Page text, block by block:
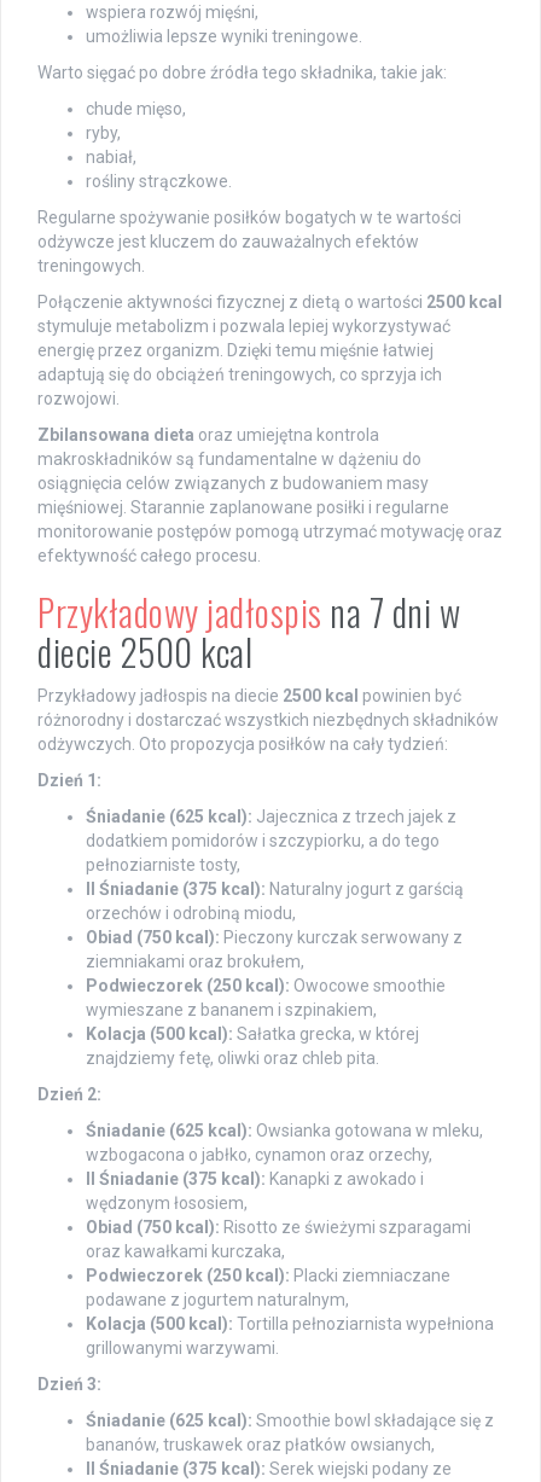
wspiera rozwój mięśni,
umożliwia lepsze wyniki treningowe.
Warto sięgać po dobre źródła tego składnika, takie jak:
chude mięso,
ryby,
nabiał,
rośliny strączkowe.
Regularne spożywanie posiłków bogatych w te wartości
odżywcze jest kluczem do zauważalnych efektów
treningowych.
Połączenie aktywności fizycznej z dietą o wartości 2500 kcal
stymuluje metabolizm i pozwala lepiej wykorzystywać
energię przez organizm. Dzięki temu mięśnie łatwiej
adaptują się do obciążeń treningowych, co sprzyja ich
rozwojowi.
Zbilansowana dieta oraz umiejętna kontrola
makroskładników są fundamentalne w dążeniu do
osiągnięcia celów związanych z budowaniem masy
mięśniowej. Starannie zaplanowane posiłki i regularne
monitorowanie postępów pomogą utrzymać motywację oraz
efektywność całego procesu.
Przykładowy jadłospis na 7 dni w
diecie 2500 kcal
Przykładowy jadłospis na diecie 2500 kcal powinien być
różnorodny i dostarczać wszystkich niezbędnych składników
odżywczych. Oto propozycja posiłków na cały tydzień:
Dzień 1:
Śniadanie (625 kcal): Jajecznica z trzech jajek z
dodatkiem pomidorów i szczypiorku, a do tego
pełnoziarniste tosty,
II Śniadanie (375 kcal): Naturalny jogurt z garścią
orzechów i odrobiną miodu,
Obiad (750 kcal): Pieczony kurczak serwowany z
ziemniakami oraz brokułem,
Podwieczorek (250 kcal): Owocowe smoothie
wymieszane z bananem i szpinakiem,
Kolacja (500 kcal): Sałatka grecka, w której
znajdziemy fetę, oliwki oraz chleb pita.
Dzień 2:
Śniadanie (625 kcal): Owsianka gotowana w mleku,
wzbogacona o jabłko, cynamon oraz orzechy,
II Śniadanie (375 kcal): Kanapki z awokado i
wędzonym łososiem,
Obiad (750 kcal): Risotto ze świeżymi szparagami
oraz kawałkami kurczaka,
Podwieczorek (250 kcal): Placki ziemniaczane
podawane z jogurtem naturalnym,
Kolacja (500 kcal): Tortilla pełnoziarnista wypełniona
grillowanymi warzywami.
Dzień 3:
Śniadanie (625 kcal): Smoothie bowl składające się z
bananów, truskawek oraz płatków owsianych,
II Śniadanie (375 kcal): Serek wiejski podany ze